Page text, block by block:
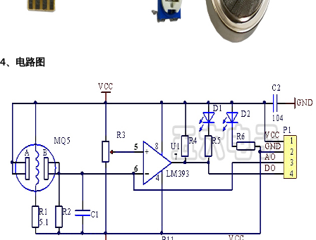
4、电路图